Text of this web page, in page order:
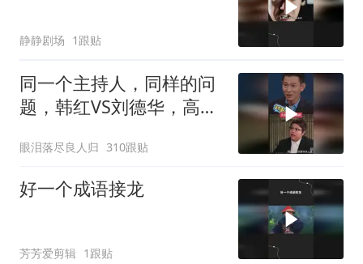
静静剧场 1跟贴
同一个主持人，同样的问
题，韩红VS刘德华，高下
眼泪落尽良人归 310跟贴
好一个成语接龙
芳芳爱剪辑 1跟贴